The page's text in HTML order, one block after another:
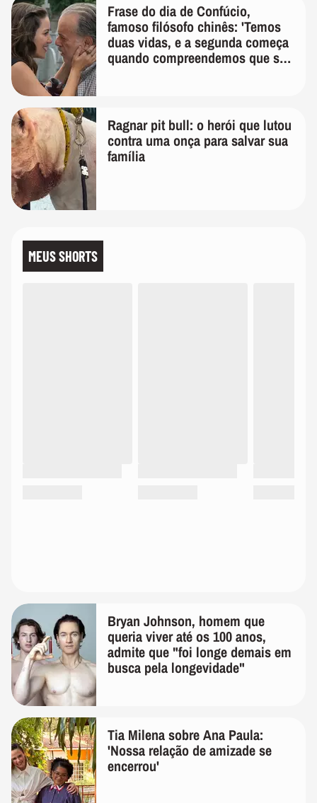
Frase do dia de Confúcio,
famoso filósofo chinês: 'Temos
duas vidas, e a segunda começa
quando compreendemos que só
Ragnar pit bull: o herói que lutou
contra uma onça para salvar sua
família
MEUS SHORTS
Bryan Johnson, homem que
queria viver até os 100 anos,
admite que "foi longe demais em
busca pela longevidade"
Tia Milena sobre Ana Paula:
'Nossa relação de amizade se
encerrou'